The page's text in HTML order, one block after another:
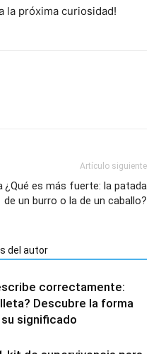
la próxima curiosidad!
Artículo siguiente
¿Qué es más fuerte: la patada
de un burro o la de un caballo?
del autor
correctamente:
Descubre la forma
significado